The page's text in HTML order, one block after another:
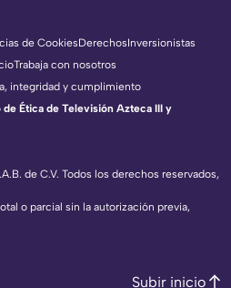
de C.V. Todos los derechos reservados,
o parcial sin la autorización previa,
de CookiesDerechosInversionistas
Trabaja con nosotros
integridad y cumplimiento
Ética de Televisión Azteca III y
Subir inicio